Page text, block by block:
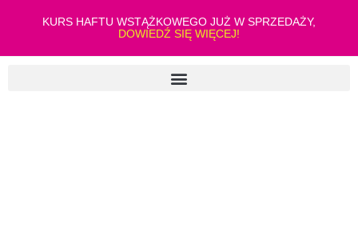
KURS HAFTU WSTĄŻKOWEGO JUŻ W SPRZEDAŻY,
DOWIEDŹ SIĘ WIĘCEJ!